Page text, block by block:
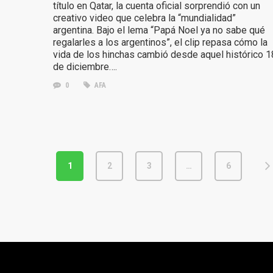
título en Qatar, la cuenta oficial sorprendió con un
creativo video que celebra la “mundialidad”
argentina. Bajo el lema “Papá Noel ya no sabe qué
regalarles a los argentinos”, el clip repasa cómo la
vida de los hinchas cambió desde aquel histórico
de diciembre….
0 AFA
1 2 3 … 6